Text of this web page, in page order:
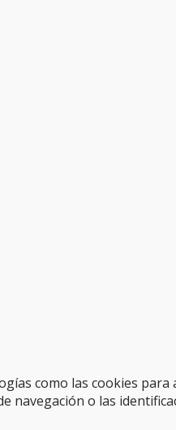
como las cookies
navegación o las